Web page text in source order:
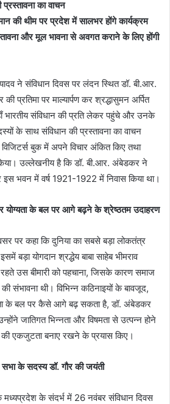
का वाचन
की थीम पर प्रदेश में सालभर होंगे कार्यक्रम
और मूल भावना से अवगत कराने के लिए होंगी
ने संविधान दिवस पर लंदन स्थित डॉ. बी.आर.
प्रतिमा पर माल्यार्पण कर श्रद्धासुमन अर्पित
भारतीय संविधान की प्रति लेकर पहुंचे और उनके
के साथ संविधान की प्रस्तावना का वाचन
बुक में अपने विचार अंकित किए तथा
उल्लेखनीय है कि डॉ. बी.आर. अंबेडकर ने
भवन में वर्ष 1921-1922 में निवास किया था।
योग्यता के बल पर आगे बढ़ने के श्रेष्ठतम उदाहरण
पर कहा कि दुनिया का सबसे बड़ा लोकतंत्र
बड़ा योगदान श्रद्धेय बाबा साहेब भीमराव
उस बीमारी को पहचाना, जिसके कारण समाज
संभावना थी। विभिन्न कठिनाइयों के बावजूद,
के बल पर कैसे आगे बढ़ सकता है, डॉ. अंबेडकर
जातिगत भिन्नता और विषमता से उत्पन्न होने
की एकजुटता बनाए रखने के प्रयास किए।
सभा के सदस्य डॉ. गौर की जयंती
मध्यप्रदेश के संदर्भ में 26 नवंबर संविधान दिवस